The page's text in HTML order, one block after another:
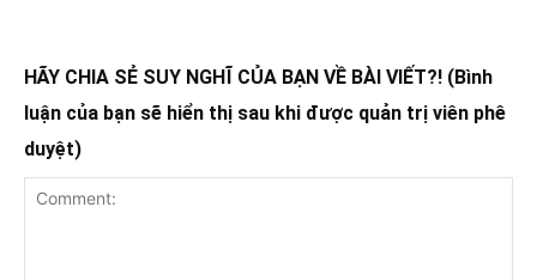
HÃY CHIA SẺ SUY NGHĨ CỦA BẠN VỀ BÀI VIẾT?! (Bình
luận của bạn sẽ hiển thị sau khi được quản trị viên phê
duyệt)